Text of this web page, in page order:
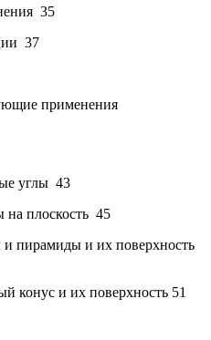
35
37
применения
углы 43
плоскость 45
и пирамиды и их поверхность
конус и их поверхность 51